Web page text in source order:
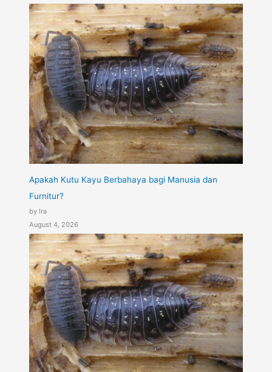
Apakah Kutu Kayu Berbahaya bagi Manusia dan
Furnitur?
by Ira
August 4, 2026